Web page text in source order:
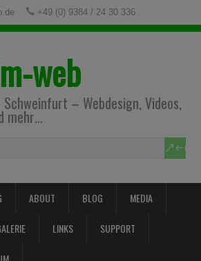
+49 (0) 9384 / 24 30 336
web
– Webdesign, Videos,
mehr…
ABOUT BLOG MEDIA
LINKS SUPPORT